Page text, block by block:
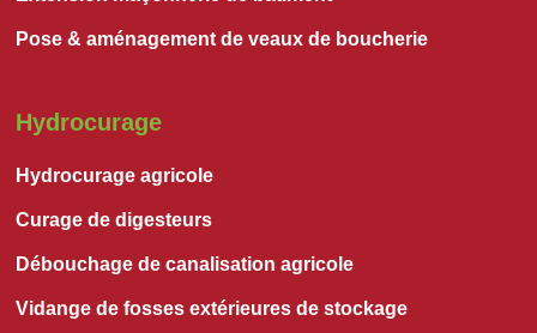
Pose & aménagement de veaux de boucherie
Hydrocurage
Hydrocurage agricole
Curage de digesteurs
Débouchage de canalisation agricole
Vidange de fosses extérieures de stockage